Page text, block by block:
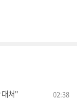
대처" 02:38